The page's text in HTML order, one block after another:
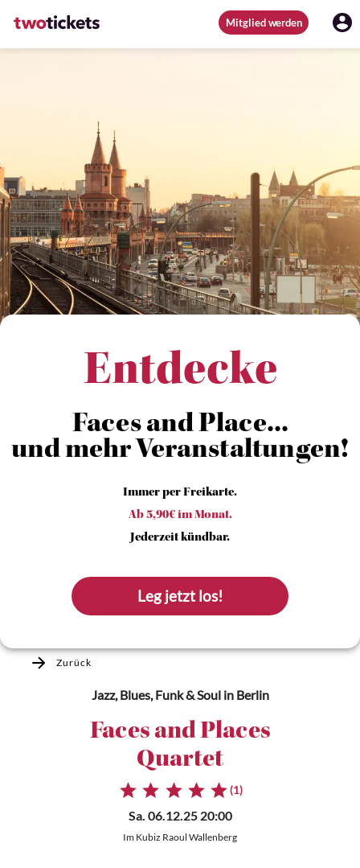
Mitglied werden
Entdecke
Faces and Place...
und mehr Veranstaltungen!
Immer per Freikarte.
Ab 5,90€ im Monat.
Jederzeit kündbar.
Leg jetzt los!
Zurück
Jazz, Blues, Funk & Soulin Berlin
Faces and Places
Quartet
(1)
Sa. 06.12.25 20:00
Im Kubiz Raoul Wallenberg